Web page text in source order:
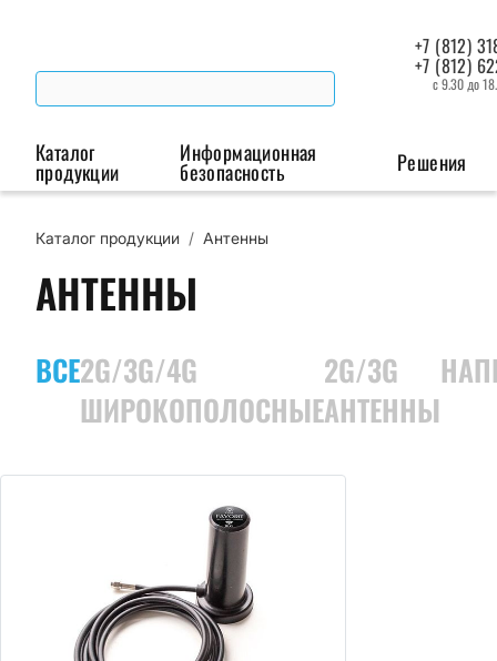
+7 (812)
+7 (812)
с 9.30 до
Каталог
продукции
Беспроводная связь
Модемы
Промышленные
контроллеры
Промышленная автоматизация
Информационная
безопасность Решения
Каталог продукции / Антенны
АНТЕННЫ
ВСЕ2G/3G/4G
ШИРОКОПОЛОСНЫЕ
2G/3G
АНТЕННЫ